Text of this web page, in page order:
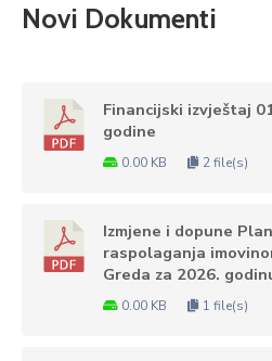
Novi Dokumenti
Financijski izvještaj
godine
0.00 KB 2 file(s)
Izmjene i dopune
raspolaganja
Greda za 2026.
0.00 KB 1 file(s)